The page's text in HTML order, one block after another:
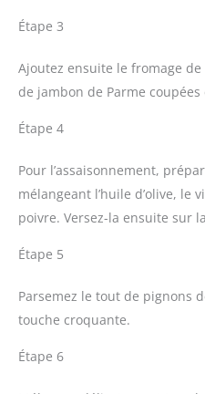
Étape 3
Ajoutez ensuite le fromage
de jambon de Parme
Étape 4
Pour l’assaisonnement,
mélangeant l’huile d’olive, le
poivre. Versez-la ensuite sur
Étape 5
Parsemez le tout de pignons
touche croquante.
Étape 6